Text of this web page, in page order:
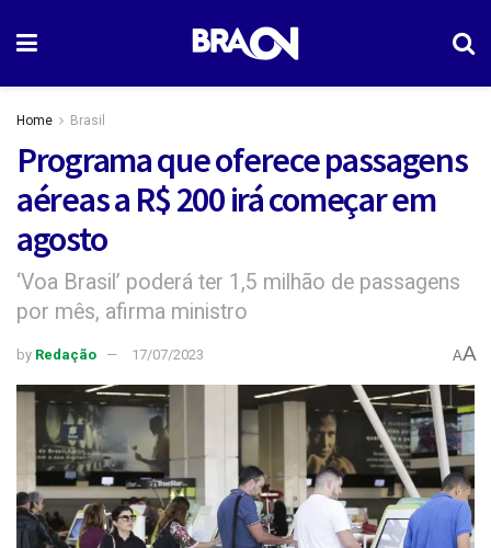
Home Brasil
Programa que oferece passagens
aéreas a R$ 200 irá começar em
agosto
‘Voa Brasil’ poderá ter 1,5 milhão de passagens
por mês, afirma ministro
by Redação 17/07/2023 AA